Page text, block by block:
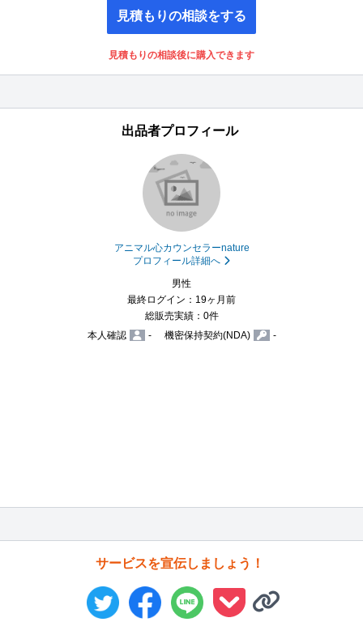
見積もりの相談をする
見積もりの相談後に購入できます
出品者プロフィール
アニマル心カウンセラーnature
プロフィール詳細へ
男性
最終ログイン：19ヶ月前
総販売実績：0件
本人確認
- 機密保持契約(NDA) -
サービスを宣伝しましょう！